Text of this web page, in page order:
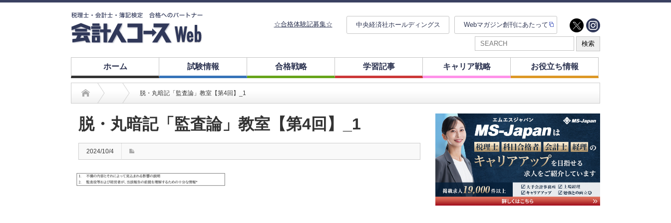
☆合格体験記募集☆ 中央経済社ホールディングス Webマガジン創刊にあたって
ホーム 試験情報 合格戦略 学習記事 キャリア戦略 お役立ち情報
脱・丸暗記「監査論」教室【第4回】_1
脱・丸暗記「監査論」教室【第4回】_1
2024/10/4